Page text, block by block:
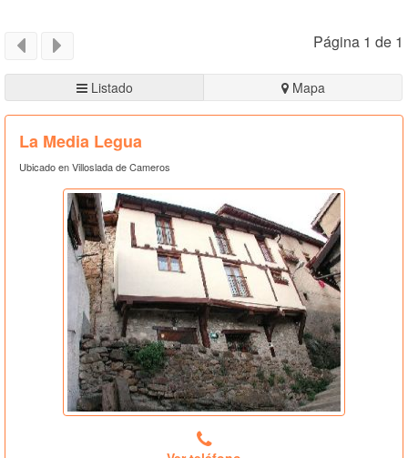
Página 1 de 1
Listado Mapa
La Media Legua
Ubicado en Villoslada de Cameros